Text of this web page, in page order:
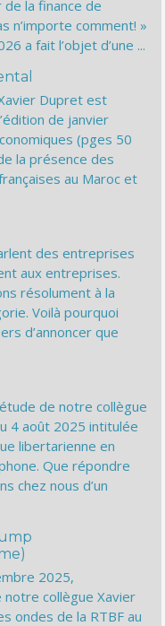
la finance de
n’importe comment! »
a fait l’objet d’une ...
Dupret est
de janvier
(pges 50
la présence des
au Maroc et
des entreprises
aux entreprises.
résolument à la
Voilà pourquoi
d’annoncer que
de notre collègue
4 août 2025 intitulée
libertarienne en
Que répondre
chez nous d’un
2025,
notre collègue Xavier
ondes de la RTBF au